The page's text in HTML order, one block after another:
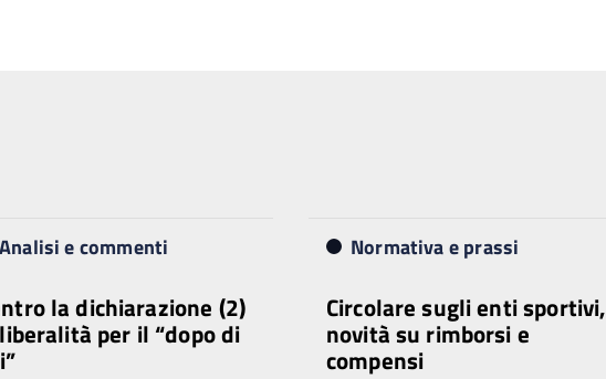
Analisi e commenti
la dichiarazione (2)
per il “dopo di
Normativa e prassi
Circolare sugli enti sportivi,
novità su rimborsi e
compensi